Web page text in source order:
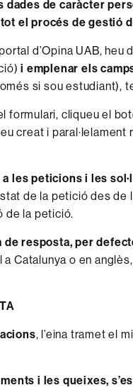
de caràcter
el procés de gestió
d’Opina UAB, heu
i emplenar els
si sou estudiant),
formulari, cliqueu el
creat i paral·lelament
les peticions i les
de la petició des
de la petició.
de resposta, per
a Catalunya o en
, l’eina tramet el
i les queixes,